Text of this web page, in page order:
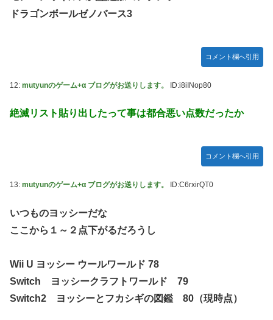
ドラゴンボールゼノバース3
コメント欄へ引用
12: mutyunのゲーム+α ブログがお送りします。 ID:i8iINop80
絶滅リスト貼り出したって事は都合悪い点数だったか
コメント欄へ引用
13: mutyunのゲーム+α ブログがお送りします。 ID:C6rxirQT0
いつものヨッシーだな
ここから１～２点下がるだろうし
Wii U ヨッシー ウールワールド 78
Switch ヨッシークラフトワールド 79
Switch2 ヨッシーとフカシギの図鑑 80（現時点）